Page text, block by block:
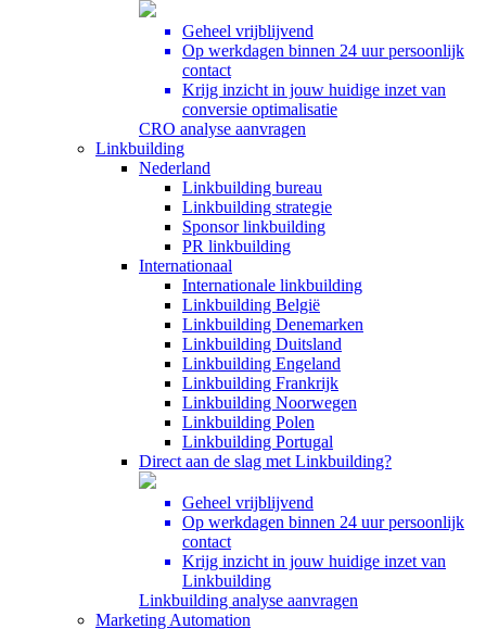
Geheel vrijblijvend
Op werkdagen binnen 24 uur persoonlijk
contact
Krijg inzicht in jouw huidige inzet van
conversie optimalisatie
CRO analyse aanvragen
Linkbuilding
Nederland
Linkbuilding bureau
Linkbuilding strategie
Sponsor linkbuilding
PR linkbuilding
Internationaal
Internationale linkbuilding
Linkbuilding België
Linkbuilding Denemarken
Linkbuilding Duitsland
Linkbuilding Engeland
Linkbuilding Frankrijk
Linkbuilding Noorwegen
Linkbuilding Polen
Linkbuilding Portugal
Direct aan de slag met Linkbuilding?
Geheel vrijblijvend
Op werkdagen binnen 24 uur persoonlijk
contact
Krijg inzicht in jouw huidige inzet van
Linkbuilding
Linkbuilding analyse aanvragen
Marketing Automation